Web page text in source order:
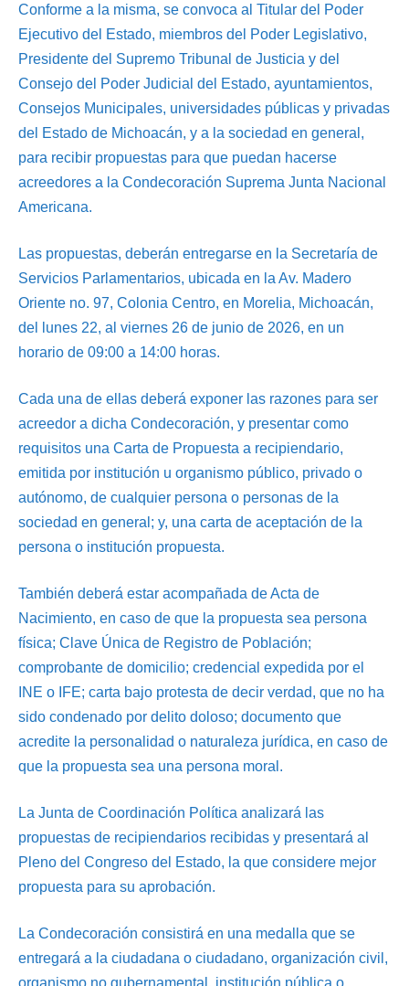
Conforme a la misma, se convoca al Titular del Poder
Ejecutivo del Estado, miembros del Poder Legislativo,
Presidente del Supremo Tribunal de Justicia y del
Consejo del Poder Judicial del Estado, ayuntamientos,
Consejos Municipales, universidades públicas y privadas
del Estado de Michoacán, y a la sociedad en general,
para recibir propuestas para que puedan hacerse
acreedores a la Condecoración Suprema Junta Nacional
Americana.
Las propuestas, deberán entregarse en la Secretaría de
Servicios Parlamentarios, ubicada en la Av. Madero
Oriente no. 97, Colonia Centro, en Morelia, Michoacán,
del lunes 22, al viernes 26 de junio de 2026, en un
horario de 09:00 a 14:00 horas.
Cada una de ellas deberá exponer las razones para ser
acreedor a dicha Condecoración, y presentar como
requisitos una Carta de Propuesta a recipiendario,
emitida por institución u organismo público, privado o
autónomo, de cualquier persona o personas de la
sociedad en general; y, una carta de aceptación de la
persona o institución propuesta.
También deberá estar acompañada de Acta de
Nacimiento, en caso de que la propuesta sea persona
física; Clave Única de Registro de Población;
comprobante de domicilio; credencial expedida por el
INE o IFE; carta bajo protesta de decir verdad, que no ha
sido condenado por delito doloso; documento que
acredite la personalidad o naturaleza jurídica, en caso de
que la propuesta sea una persona moral.
La Junta de Coordinación Política analizará las
propuestas de recipiendarios recibidas y presentará al
Pleno del Congreso del Estado, la que considere mejor
propuesta para su aprobación.
La Condecoración consistirá en una medalla que se
entregará a la ciudadana o ciudadano, organización civil,
organismo no gubernamental, institución pública o